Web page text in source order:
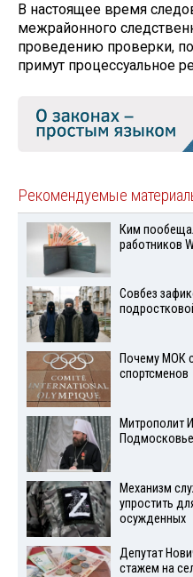
В настоящее время
межрайонного
проведению проверки,
примут процессуальное
Рекомендуемые
Ким
работников
Совбез
Почему МОК
спортсменов
Митрополит
Механизм
упростить
осужденных
Депутат
стажем на